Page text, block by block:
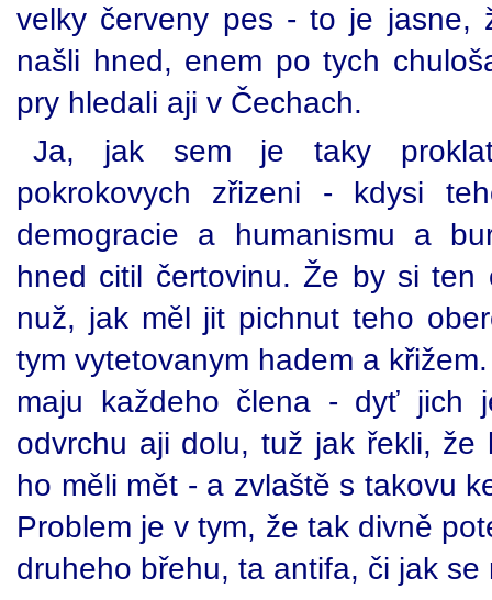
velky červeny pes - to je jasne,
našli hned, enem po tych
pry hledali aji v Čechach.
Ja, jak sem je taky
pokrokovych zřizeni - kdysi
demogracie a humanismu a
hned citil čertovinu. Že by si ten
nuž, jak měl jit pichnut teho
tym vytetovanym hadem a
maju každeho člena - dyť jich
odvrchu aji dolu, tuž jak řekli,
ho měli mět - a zvlaště s takovu
Problem je v tym, že tak divně
druheho břehu, ta antifa, či jak se